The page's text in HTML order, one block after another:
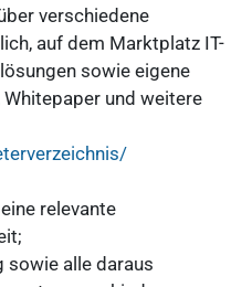
verschiedene
auf dem Marktplatz IT-
sowie eigene
und weitere
relevante
sowie alle daraus